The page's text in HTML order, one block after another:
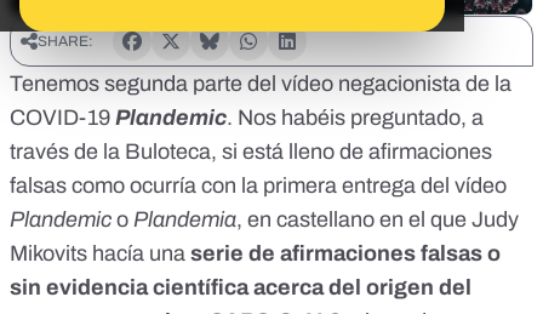
SHARE:
Tenemos segunda parte del vídeo negacionista de la
COVID-19 Plandemic. Nos habéis preguntado, a
través de la Buloteca, si está lleno de afirmaciones
falsas como ocurría con la primera entrega del vídeo
Plandemic o Plandemia, en castellano en el que Judy
Mikovits hacía una serie de afirmaciones falsas o
sin evidencia científicaacerca del origen del